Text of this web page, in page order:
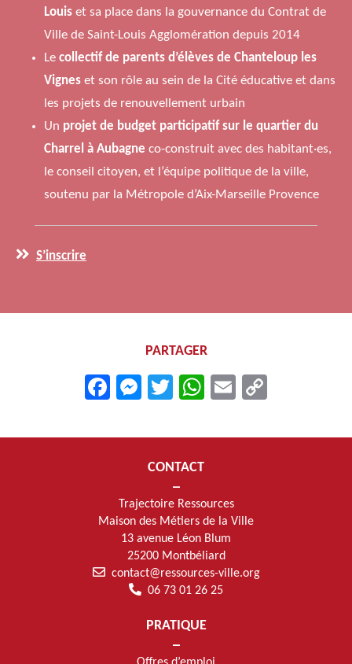
Louis et sa place dans la gouvernance du Contrat de
Ville de Saint-Louis Agglomération depuis 2014
Le collectif de parents d’élèves de Chanteloup les
Vignes et son rôle au sein de la Cité éducative et dans
les projets de renouvellement urbain
Un projet de budget participatif sur le quartier du
Charrel à Aubagne co-construit avec des habitant·es,
le conseil citoyen, et l’équipe politique de la ville,
soutenu par la Métropole d’Aix-Marseille Provence
S’inscrire
PARTAGER
Facebook
Messenger
TwitterWhatsApp
Email
CONTACT
Trajectoire Ressources
Maison des Métiers de la Ville
13 avenue Léon Blum
25200 Montbéliard
contact@ressources-ville.org
06 73 01 26 25
PRATIQUE